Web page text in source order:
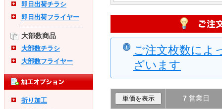
即日出荷チラシ
即日出荷フライヤー
大部数商品
大部数チラシ
大部数フライヤー
折り加工
ご注文枚数によ
ざいます
7 営業日